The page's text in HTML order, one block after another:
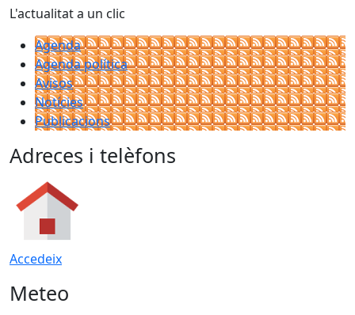
L'actualitat a un clic
Agenda
Agenda política
Avisos
Notícies
Publicacions
Adreces i telèfons
Accedeix
Meteo